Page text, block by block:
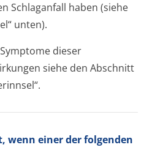
Schlaganfall haben (siehe
unten).
dieser
siehe den Abschnitt
wenn einer der folgenden